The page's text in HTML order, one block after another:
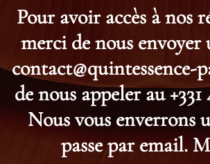
Pour avoir accès à nos
merci de nous envoyer
contact@quintessence-
de nous appeler au +331
Nous vous enverrons
passe par email.